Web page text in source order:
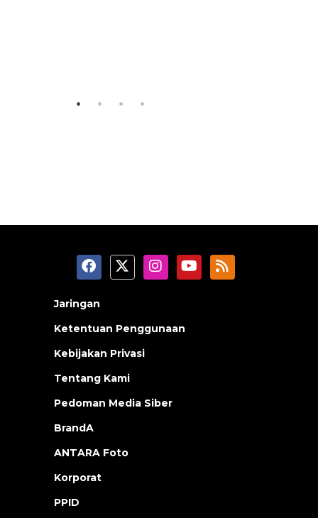
Jaringan
Ketentuan Penggunaan
Kebijakan Privasi
Tentang Kami
Pedoman Media Siber
BrandA
ANTARA Foto
Korporat
PPID